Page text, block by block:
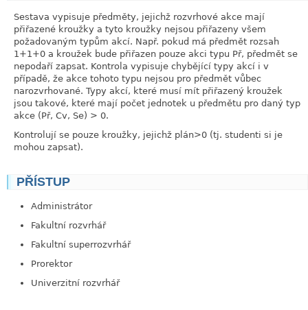
Sestava vypisuje předměty, jejichž rozvrhové akce mají
přiřazené kroužky a tyto kroužky nejsou přiřazeny všem
požadovaným typům akcí. Např. pokud má předmět rozsah
1+1+0 a kroužek bude přiřazen pouze akci typu Př, předmět se
nepodaří zapsat. Kontrola vypisuje chybějící typy akcí i v
případě, že akce tohoto typu nejsou pro předmět vůbec
narozvrhované. Typy akcí, které musí mít přiřazený kroužek
jsou takové, které mají počet jednotek u předmětu pro daný typ
akce (Př, Cv, Se) > 0.
Kontrolují se pouze kroužky, jejichž plán>0 (tj. studenti si je
mohou zapsat).
PŘÍSTUP
Administrátor
Fakultní rozvrhář
Fakultní superrozvrhář
Prorektor
Univerzitní rozvrhář